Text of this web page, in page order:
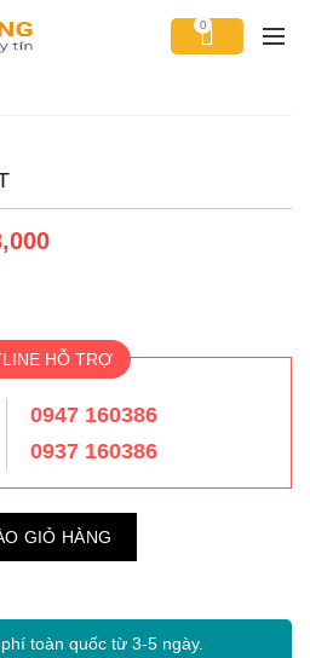
0
HỖ TRỢ
0947 160386
0937 160386
GIỎ HÀNG
toàn quốc từ 3-5 ngày.